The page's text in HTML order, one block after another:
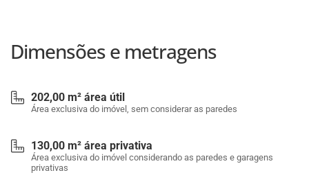
Dimensões e metragens
202,00 m² área útil
Área exclusiva do imóvel, sem considerar as paredes
130,00 m² área privativa
Área exclusiva do imóvel considerando as paredes e garagens
privativas